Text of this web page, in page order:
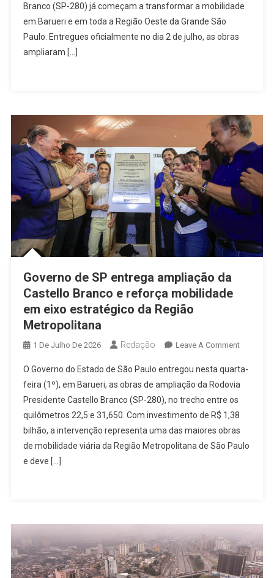
Branco
Branco (SP-280) já começam a transformar a mobilidade
em Barueri e em toda a Região Oeste da Grande São
Paulo. Entregues oficialmente no dia 2 de julho, as obras
ampliaram […]
Governo de SP entrega ampliação da
Castello Branco e reforça mobilidade
em eixo estratégico da Região
Metropolitana
1 De Julho De 2026 Redação Leave A CommentOn
De
SP
Da
Castello
Eixo
Da
Região
O Governo do Estado de São Paulo entregou nesta quarta-
feira (1º), em Barueri, as obras de ampliação da Rodovia
Presidente Castello Branco (SP-280), no trecho entre os
quilômetros 22,5 e 31,650. Com investimento de R$ 1,38
bilhão, a intervenção representa uma das maiores obras
de mobilidade viária da Região Metropolitana de São Paulo
e deve […]